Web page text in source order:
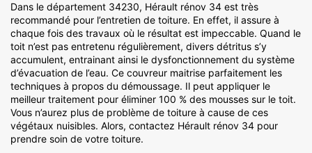
Dans le département 34230, Hérault rénov 34 est très
recommandé pour l’entretien de toiture. En effet, il assure à
chaque fois des travaux où le résultat est impeccable. Quand le
toit n’est pas entretenu régulièrement, divers détritus s’y
accumulent, entrainant ainsi le dysfonctionnement du système
d’évacuation de l’eau. Ce couvreur maitrise parfaitement les
techniques à propos du démoussage. Il peut appliquer le
meilleur traitement pour éliminer 100 % des mousses sur le toit.
Vous n’aurez plus de problème de toiture à cause de ces
végétaux nuisibles. Alors, contactez Hérault rénov 34 pour
prendre soin de votre toiture.